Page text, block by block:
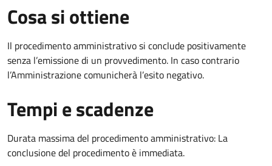
Cosa si ottiene
Il procedimento amministrativo si conclude positivamente
senza l’emissione di un provvedimento. In caso contrario
l’Amministrazione comunicherà l’esito negativo.
Tempi e scadenze
Durata massima del procedimento amministrativo: La
conclusione del procedimento è immediata.